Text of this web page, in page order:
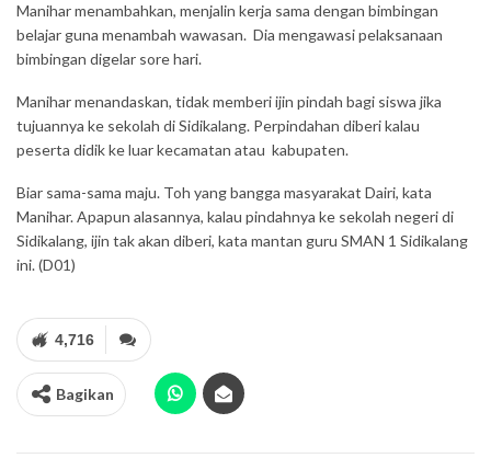
Manihar menambahkan, menjalin kerja sama dengan bimbingan
belajar guna menambah wawasan. Dia mengawasi pelaksanaan
bimbingan digelar sore hari.
Manihar menandaskan, tidak memberi ijin pindah bagi siswa jika
tujuannya ke sekolah di Sidikalang. Perpindahan diberi kalau
peserta didik ke luar kecamatan atau kabupaten.
Biar sama-sama maju. Toh yang bangga masyarakat Dairi, kata
Manihar. Apapun alasannya, kalau pindahnya ke sekolah negeri di
Sidikalang, ijin tak akan diberi, kata mantan guru SMAN 1 Sidikalang
ini. (D01)
4,716
Bagikan